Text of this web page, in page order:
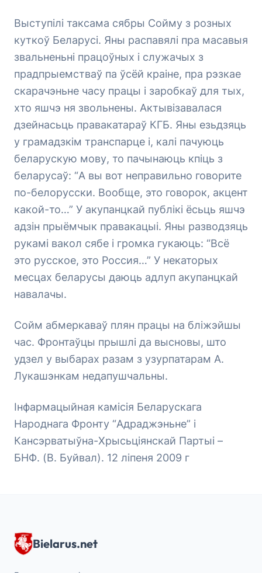
Выступілі таксама сябры Сойму з розных
куткоў Беларусі. Яны распавялі пра масавыя
звальненьні працоўных і служачых з
прадпрыемстваў па ўсёй краіне, пра рэзкае
скарачэньне часу працы і заробкаў для тых,
хто яшчэ ня звольнены. Актывізавалася
дзейнасьць правакатараў КГБ. Яны езьдзяць
у грамадзкім транспарце і, калі пачуюць
беларускую мову, то пачынаюць кпіць з
беларусаў: “А вы вот неправильно говорите
по-белорусски. Вообще, это говорок, акцент
какой-то…” У акупанцкай публікі ёсьць яшчэ
адзін прыёмчык правакацыі. Яны разводзяць
рукамі вакол сябе і громка гукаюць: “Всё
это русское, это Россия…” У некаторых
месцах беларусы даюць адлуп акупанцкай
навалачы.
Сойм абмеркаваў плян працы на бліжэйшы
час. Фронтаўцы прышлі да высновы, што
удзел у выбарах разам з узурпатарам А.
Лукашэнкам недапушчальны.
Інфармацыйная камісія Беларускага
Народнага Фронту “Адраджэньне” і
Кансэрватыўна-Хрысьціянскай Партыі –
БНФ. (В. Буйвал). 12 ліпеня 2009 г
Bielarus.net